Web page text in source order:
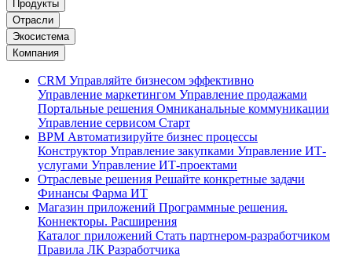
Продукты
Отрасли
Экосистема
Компания
CRM Управляйте бизнесом эффективно
Управление маркетингом Управление продажами
Портальные решения Омниканальные коммуникации
Управление сервисом Старт
BPM Автоматизируйте бизнес процессы
Конструктор Управление закупками Управление ИТ-
услугами Управление ИТ-проектами
Отраслевые решения Решайте конкретные задачи
Финансы Фарма ИТ
Магазин приложений Программные решения.
Коннекторы. Расширения
Каталог приложений Стать партнером-разработчиком
Правила ЛК Разработчика